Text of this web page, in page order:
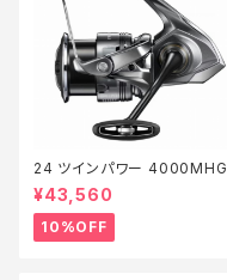
24 ツインパワー 4000MHG
【継続セール_リール】【10】
¥43,560
10%OFF